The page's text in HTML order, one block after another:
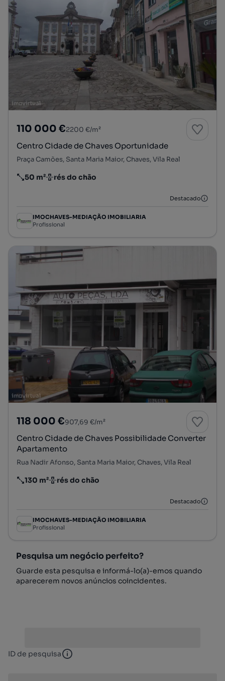
110 000 €2200 €/m²
Centro Cidade de Chaves Oportunidade
Praça Camões, Santa Maria Maior, Chaves, Vila Real
Preço por metro quadrado
50 m²
Andar rés do chão
Destacado
IMOCHAVES-MEDIAÇÃO IMOBILIARIA
Profissional
118 000 €907,69 €/m²
Centro Cidade de Chaves Possibilidade Converter
Apartamento
Rua Nadir Afonso, Santa Maria Maior, Chaves, Vila Real
Preço por metro quadrado
130 m²
Andar rés do chão
Destacado
IMOCHAVES-MEDIAÇÃO IMOBILIARIA
Profissional
Pesquisa um negócio perfeito?
Guarde esta pesquisa e informá-lo(a)-emos quando
aparecerem novos anúncios coincidentes.
ID de pesquisa ID de pesquisa